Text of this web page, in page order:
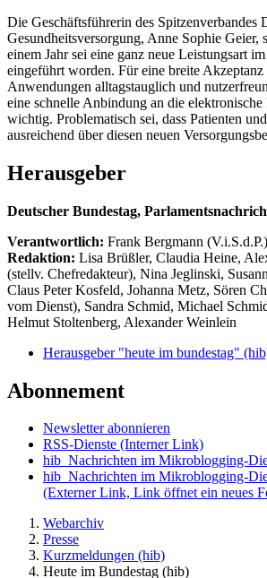
Die Geschäftsführerin des Spitzenverbandes
Gesundheitsversorgung, Anne Sophie Geier,
einem Jahr sei eine ganz neue Leistungsart
eingeführt worden. Für eine breite Akzeptanz
Anwendungen alltagstauglich und
eine schnelle Anbindung an die elektronische
wichtig. Problematisch sei, dass Patienten
ausreichend über diesen neuen
Herausgeber
Deutscher Bundestag,
Verantwortlich: Frank Bergmann (V.i.S.d.P.)
Redaktion: Lisa Brüßler, Claudia Heine,
(stellv. Chefredakteur), Nina Jeglinski,
Claus Peter Kosfeld, Johanna Metz, Sören
vom Dienst), Sandra Schmid, Michael
Helmut Stoltenberg, Alexander Weinlein
Herausgeber "heute im bundestag"
Abonnement
Newsletter abonnieren
RSS-Dienste (Interner Link)
hib_Nachrichten im Mikroblogging-
hib_Nachrichten im Mikroblogging-
(Externer Link, Link öffnet ein neues
Webarchiv
Presse
Kurzmeldungen (hib)
Heute im Bundestag (hib)